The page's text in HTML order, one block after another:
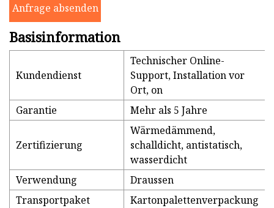
Anfrage absenden
Basisinformation
Kundendienst
Technischer Online-
Support, Installation vor
Ort, on
Garantie
Mehr als 5 Jahre
Zertifizierung
Wärmedämmend,
schalldicht, antistatisch,
wasserdicht
Verwendung
Draussen
Transportpaket
Kartonpalettenverpackung